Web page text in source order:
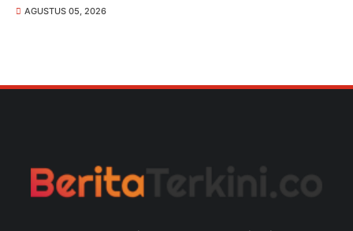
AGUSTUS 05, 2026